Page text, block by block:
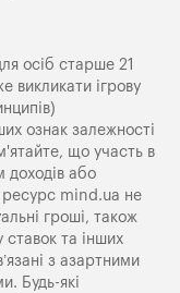
осіб старше 21
викликати ігрову
ознак залежності
що участь в
доходів або
ресурс mind.ua не
гроші, також
ставок та інших
з азартними
Будь-які